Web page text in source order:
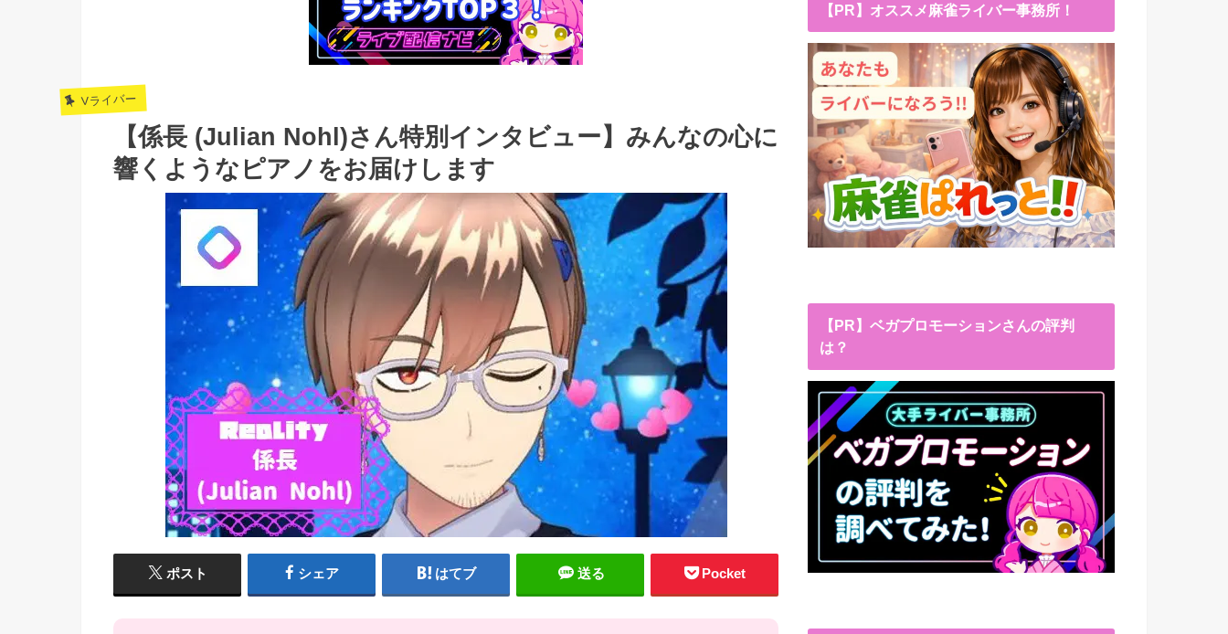
Vライバー
【係長 (Julian Nohl)さん特別インタビュー】みんなの心に
響くようなピアノをお届けします
ポスト シェア はてブ 送る Pocket
【PR】オススメ麻雀ライバー事務所！
【PR】ベガプロモーションさんの評判
は？